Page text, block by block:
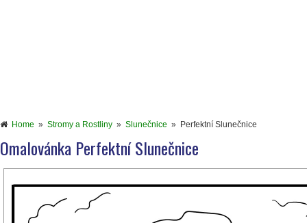
Home » Stromy a Rostliny » Slunečnice » Perfektní Slunečnice
Omalovánka Perfektní Slunečnice